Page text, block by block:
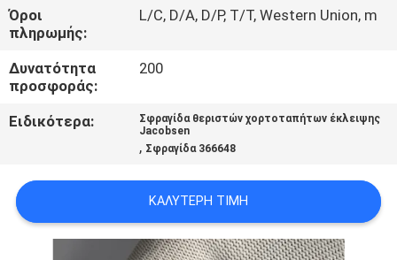
ΖΗΤΉΣΤΕ
ΈΝΑ
ΑΠΌΣΠΑΣΜΑ
PRIVACY
POLICY
Όροι
πληρωμής:
L/C, D/A, D/P, T/T, Western Union, m
Δυνατότητα
προσφοράς:
200
Ειδικότερα:
Σφραγίδα θεριστών χορτοταπήτων έκλειψης
Jacobsen
, Σφραγίδα 366648
ΚΑΛΎΤΕΡΗ ΤΙΜΉ